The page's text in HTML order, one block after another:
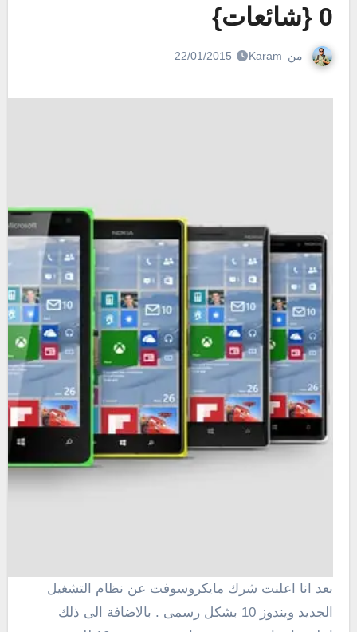
0 {شائعات}
من Karam
22/01/2015
بعد انا اعلنت شرك مايكروسوفت عن نظام التشغيل
الجديد ويندوز 10 بشكل رسمى . بالاضافة الى ذلك